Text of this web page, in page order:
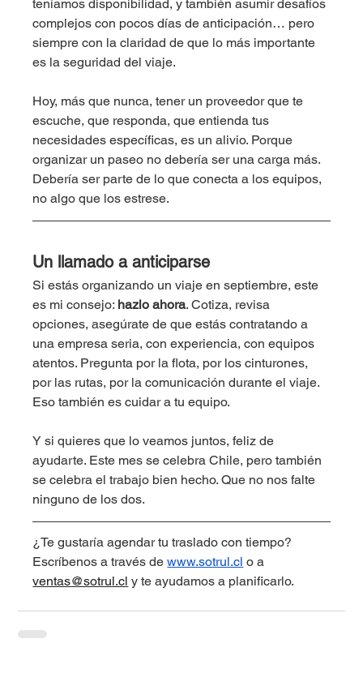
teníamos disponibilidad, y también asumir desafíos
complejos con pocos días de anticipación… pero
siempre con la claridad de que lo más importante
es la seguridad del viaje.
Hoy, más que nunca, tener un proveedor que te
escuche, que responda, que entienda tus
necesidades específicas, es un alivio. Porque
organizar un paseo no debería ser una carga más.
Debería ser parte de lo que conecta a los equipos,
no algo que los estrese.
Un llamado a anticiparse
Si estás organizando un viaje en septiembre, este
es mi consejo: hazlo ahora. Cotiza, revisa
opciones, asegúrate de que estás contratando a
una empresa seria, con experiencia, con equipos
atentos. Pregunta por la flota, por los cinturones,
por las rutas, por la comunicación durante el viaje.
Eso también es cuidar a tu equipo.
Y si quieres que lo veamos juntos, feliz de
ayudarte. Este mes se celebra Chile, pero también
se celebra el trabajo bien hecho. Que no nos falte
ninguno de los dos.
¿Te gustaría agendar tu traslado con tiempo?
Escríbenos a través de www.sotrul.cl o a
ventas@sotrul.cl y te ayudamos a planificarlo.